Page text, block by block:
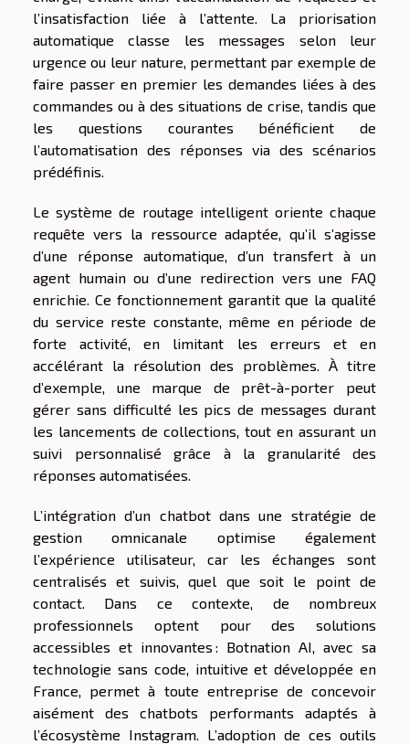
l’insatisfaction liée à l’attente. La priorisation
automatique classe les messages selon leur
urgence ou leur nature, permettant par exemple de
faire passer en premier les demandes liées à des
commandes ou à des situations de crise, tandis que
les questions courantes bénéficient de
l’automatisation des réponses via des scénarios
prédéfinis.
Le système de routage intelligent oriente chaque
requête vers la ressource adaptée, qu’il s’agisse
d’une réponse automatique, d’un transfert à un
agent humain ou d’une redirection vers une FAQ
enrichie. Ce fonctionnement garantit que la qualité
du service reste constante, même en période de
forte activité, en limitant les erreurs et en
accélérant la résolution des problèmes. À titre
d’exemple, une marque de prêt-à-porter peut
gérer sans difficulté les pics de messages durant
les lancements de collections, tout en assurant un
suivi personnalisé grâce à la granularité des
réponses automatisées.
L’intégration d’un chatbot dans une stratégie de
gestion omnicanale optimise également
l’expérience utilisateur, car les échanges sont
centralisés et suivis, quel que soit le point de
contact. Dans ce contexte, de nombreux
professionnels optent pour des solutions
accessibles et innovantes : Botnation AI, avec sa
technologie sans code, intuitive et développée en
France, permet à toute entreprise de concevoir
aisément des chatbots performants adaptés à
l’écosystème Instagram. L’adoption de ces outils